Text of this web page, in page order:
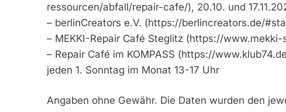
ressourcen/abfall/repair-cafe/), 20.10. und
– berlinCreators e.V. (https://berlincreators.de/
– MEKKI-Repair Café Steglitz (https://
– Repair Café im KOMPASS (https://
jeden 1. Sonntag im Monat 13-17 Uhr
Angaben ohne Gewähr. Die Daten wurden den